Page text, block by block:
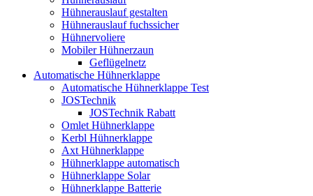
Hühnerauslauf gestalten
Hühnerauslauf fuchssicher
Hühnervoliere
Mobiler Hühnerzaun
Geflügelnetz
Automatische Hühnerklappe
Automatische Hühnerklappe Test
JOSTechnik
JOSTechnik Rabatt
Omlet Hühnerklappe
Kerbl Hühnerklappe
Axt Hühnerklappe
Hühnerklappe automatisch
Hühnerklappe Solar
Hühnerklappe Batterie